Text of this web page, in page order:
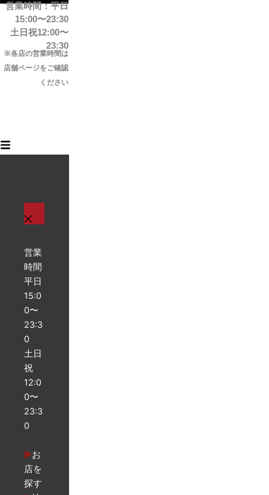
営業時間：平日
15:00〜23:30
土日祝12:00〜
23:30
※各店の営業時間は
店舗ページをご確認
ください
営業
時間
平日
15:0
0〜
23:3
0
土日
祝
12:0
0〜
23:3
0
▶︎お
店を
探す